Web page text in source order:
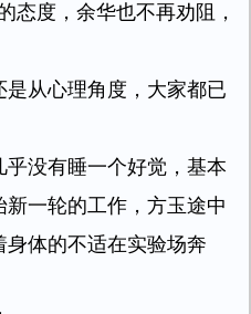
态度，余华也不再劝阻，
从心理角度，大家都已
没有睡一个好觉，基本
一轮的工作，方玉途中
体的不适在实验场奔